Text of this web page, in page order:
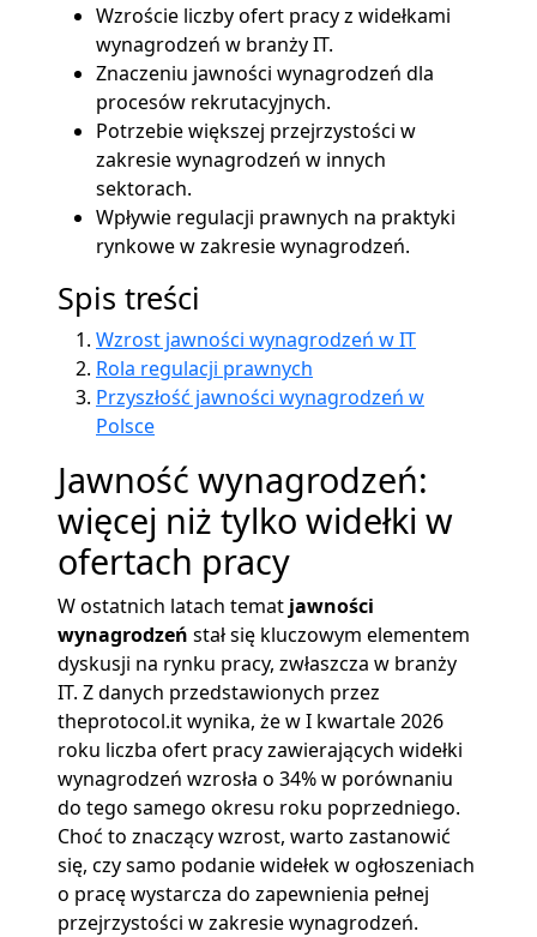
Wzroście liczby ofert pracy z widełkami
wynagrodzeń w branży IT.
Znaczeniu jawności wynagrodzeń dla
procesów rekrutacyjnych.
Potrzebie większej przejrzystości w
zakresie wynagrodzeń w innych
sektorach.
Wpływie regulacji prawnych na praktyki
rynkowe w zakresie wynagrodzeń.
Spis treści
Wzrost jawności wynagrodzeń w IT
Rola regulacji prawnych
Przyszłość jawności wynagrodzeń w
Polsce
Jawność wynagrodzeń:
więcej niż tylko widełki w
ofertach pracy
W ostatnich latach temat jawności
wynagrodzeń stał się kluczowym elementem
dyskusji na rynku pracy, zwłaszcza w branży
IT. Z danych przedstawionych przez
theprotocol.it wynika, że w I kwartale 2026
roku liczba ofert pracy zawierających widełki
wynagrodzeń wzrosła o 34% w porównaniu
do tego samego okresu roku poprzedniego.
Choć to znaczący wzrost, warto zastanowić
się, czy samo podanie widełek w ogłoszeniach
o pracę wystarcza do zapewnienia pełnej
przejrzystości w zakresie wynagrodzeń.